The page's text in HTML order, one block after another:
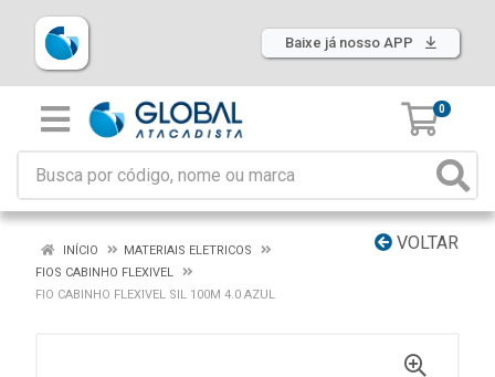
Baixe já nosso APP
0
VOLTAR
INÍCIO
MATERIAIS ELETRICOS
FIOS CABINHO FLEXIVEL
FIO CABINHO FLEXIVEL SIL 100M 4.0 AZUL